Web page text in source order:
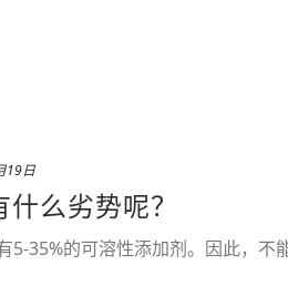
19日
么劣势呢？
5-35%的可溶性添加剂。因此，